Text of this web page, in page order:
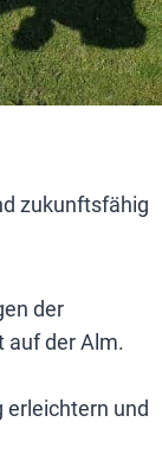
zukunftsfähig
der
auf der Alm.
und